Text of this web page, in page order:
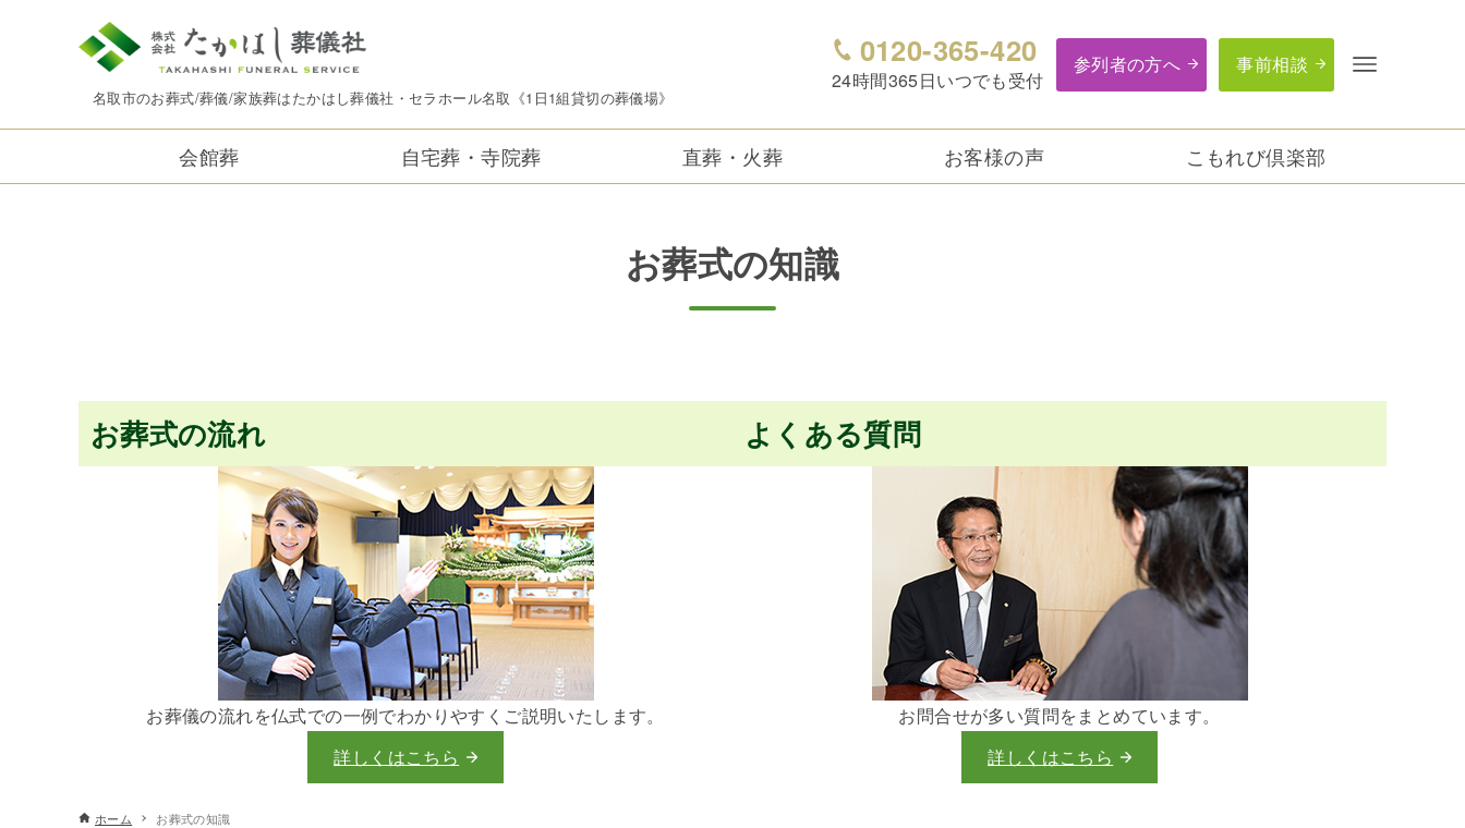
名取市のお葬式/葬儀/家族葬はたかはし葬儀社・セラホール名取《1日1組貸切の葬儀場》
0120-365-420
24時間365日いつでも受付
参列者の方へ 事前相談
会館葬 自宅葬・寺院葬 直葬・火葬 お客様の声 こもれび倶楽部
お葬式の知識
お葬式の流れ
お葬儀の流れを仏式での一例でわかりやすくご説明いたします。
詳しくはこちら
よくある質問
お問合せが多い質問をまとめています。
詳しくはこちら
ホーム お葬式の知識